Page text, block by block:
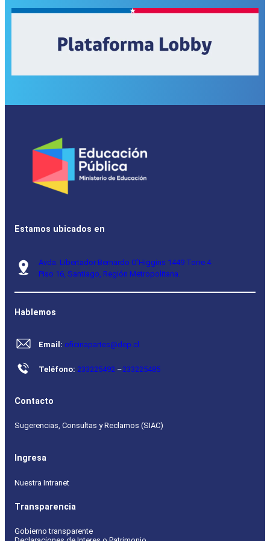
Estamos ubicados en
Avda. Libertador Bernardo O’Higgins 1449 Torre 4
Piso 16, Santiago, Región Metropolitana.
Hablemos
Email: oficinapartes@dep.cl
Teléfono: 233225492 –233225485
Contacto
Sugerencias, Consultas y Reclamos (SIAC)
Ingresa
Nuestra Intranet
Transparencia
Gobierno transparente